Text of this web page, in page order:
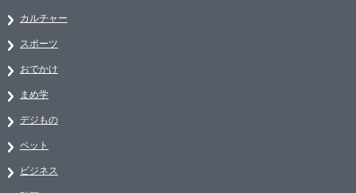
カルチャー
スポーツ
おでかけ
まめ学
デジもの
ペット
ビジネス